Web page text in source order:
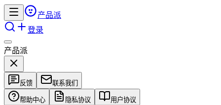
产品派
登录
产品派
反馈 联系我们
帮助中心 隐私协议 用户协议